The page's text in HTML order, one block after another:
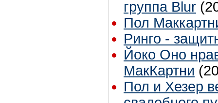
группа Blur
Пол
Ринго -
Йоко Оно
МакКартни
Пол и Хезер